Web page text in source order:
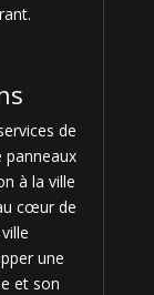
de
panneaux
à la ville
cœur de
une
et son